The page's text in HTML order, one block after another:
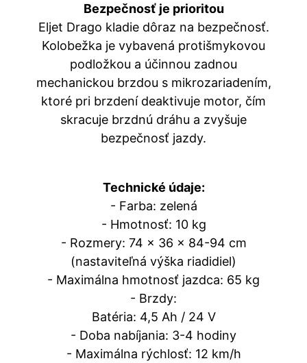
Bezpečnosť je prioritou
Eljet Drago kladie dôraz na bezpečnosť.
Kolobežka je vybavená protišmykovou
podložkou a účinnou zadnou
mechanickou brzdou s mikrozariadením,
ktoré pri brzdení deaktivuje motor, čím
skracuje brzdnú dráhu a zvyšuje
bezpečnosť jazdy.
Technické údaje:
- Farba: zelená
- Hmotnosť: 10 kg
- Rozmery: 74 x 36 x 84-94 cm
(nastaviteľná výška riadidiel)
- Maximálna hmotnosť jazdca: 65 kg
- Brzdy:
Batéria: 4,5 Ah / 24 V
- Doba nabíjania: 3-4 hodiny
- Maximálna rýchlosť: 12 km/h